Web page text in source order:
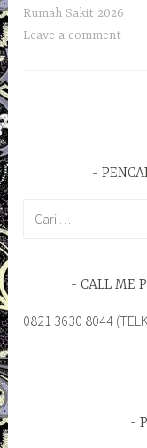
Rumah Sakit 2026
Leave a comment
CALL ME
0821 3630 8044